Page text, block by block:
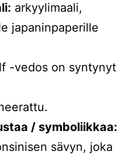
arkyylimaali,
japaninpaperille
-vedos on syntynyt
/ symboliikkaa:
sävyn, joka